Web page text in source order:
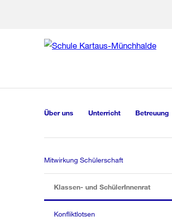
Navigation
Über uns Unterricht Betreuung
Mitwirkung Schülerschaft
Klassen- und SchülerInnenrat(aktiv)
Konfliktlotsen